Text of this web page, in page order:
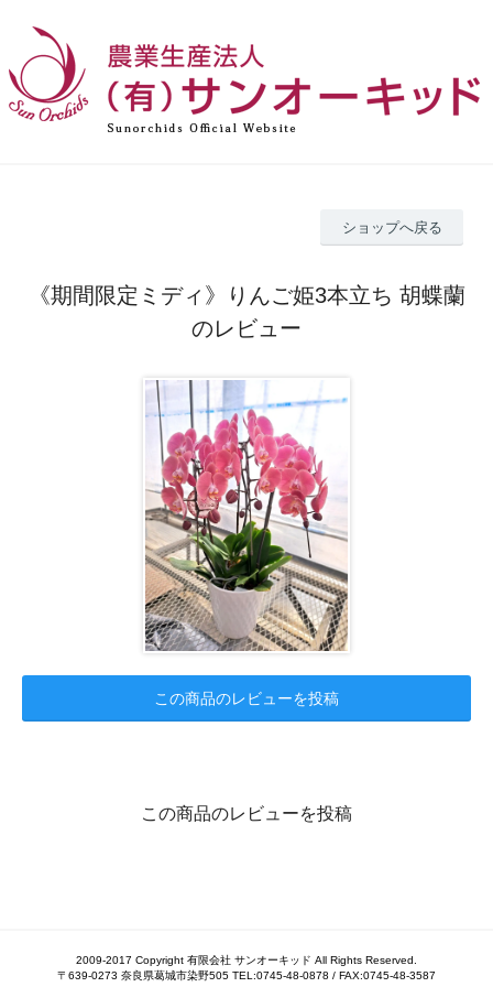
ショップへ戻る
《期間限定ミディ》りんご姫3本立ち 胡蝶蘭
のレビュー
この商品のレビューを投稿
この商品のレビューを投稿
2009-2017 Copyright 有限会社 サンオーキッド All Rights Reserved.
〒639-0273 奈良県葛城市染野505 TEL:0745-48-0878 / FAX:0745-48-3587